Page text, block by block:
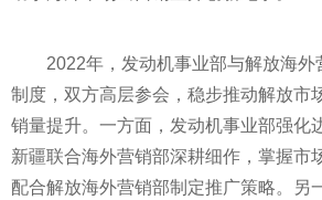
2022年，发动机事业部与解放海外
制度，双方高层参会，稳步推动解放市
销量提升。一方面，发动机事业部强化
新疆联合海外营销部深耕细作，掌握市
配合解放海外营销部制定推广策略。另